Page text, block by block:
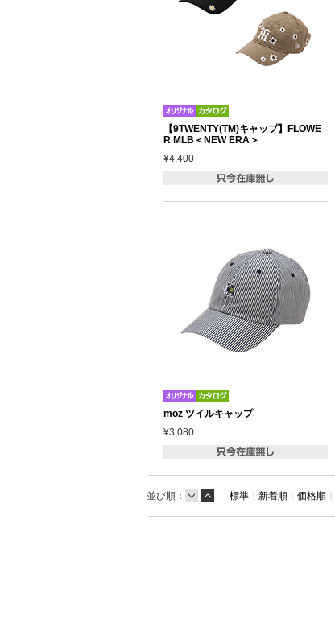
【9TWENTY(TM)キャップ】FLOWE
R MLB＜NEW ERA＞
¥4,400
moz ツイルキャップ
¥3,080
並び順： 標準 ｜ 新着順 ｜ 価格順 ｜